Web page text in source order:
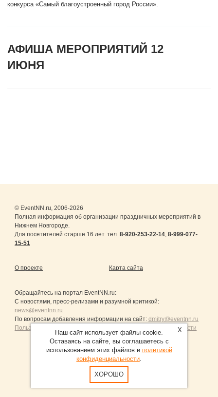
конкурса «Самый благоустроенный город России».
АФИША МЕРОПРИЯТИЙ 12
ИЮНЯ
© EventNN.ru, 2006-2026
Полная информация об организации праздничных мероприятий в
Нижнем Новгороде.
Для посетителей старше 16 лет. тел. 8-920-253-22-14, 8-999-077-
15-51
О проекте Карта сайта
Обращайтесь на портал EventNN.ru:
С новостями, пресс-релизами и разумной критикой:
news@eventnn.ru
По вопросам добавления информации на сайт: dmitry@eventnn.ru
Пользовательское Соглашение и политика конфиденциальности
Продвижение сайтов Санкт-Петербург
X
Наш сайт использует файлы cookie.
Оставаясь на сайте, вы соглашаетесь с
использованием этих файлов и политикой
конфиденциальности.
ХОРОШО